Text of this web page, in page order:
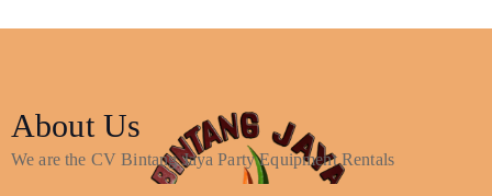
About Us
We are the CV Bintang Jaya Party Equipment Rentals